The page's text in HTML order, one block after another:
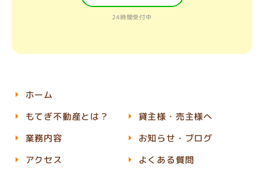
24時間受付中
ホーム
もてぎ不動産とは？
業務内容
アクセス
貸主様・売主様へ
お知らせ・ブログ
よくある質問